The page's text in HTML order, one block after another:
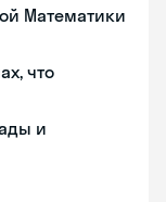
Математики
что
и